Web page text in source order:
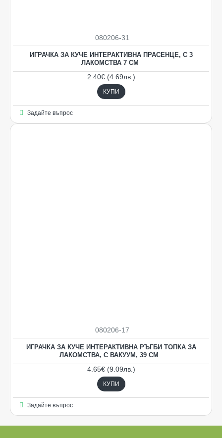
080206-31
ИГРАЧКА ЗА КУЧЕ ИНТЕРАКТИВНА ПРАСЕНЦЕ, С 3
ЛАКОМСТВА 7 СМ
2.40€ (4.69лв.)
КУПИ
Задайте въпрос
080206-17
ИГРАЧКА ЗА КУЧЕ ИНТЕРАКТИВНА РЪГБИ ТОПКА ЗА
ЛАКОМСТВА, С ВАКУУМ, 39 СМ
4.65€ (9.09лв.)
КУПИ
Задайте въпрос